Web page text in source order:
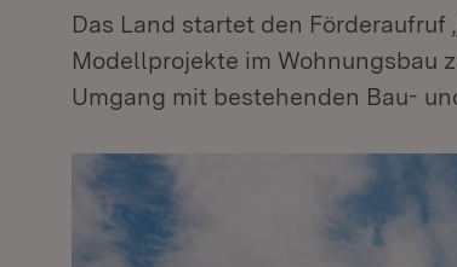
Das Land startet den Förderaufruf
Modellprojekte im Wohnungsbau
Umgang mit bestehenden Bau-